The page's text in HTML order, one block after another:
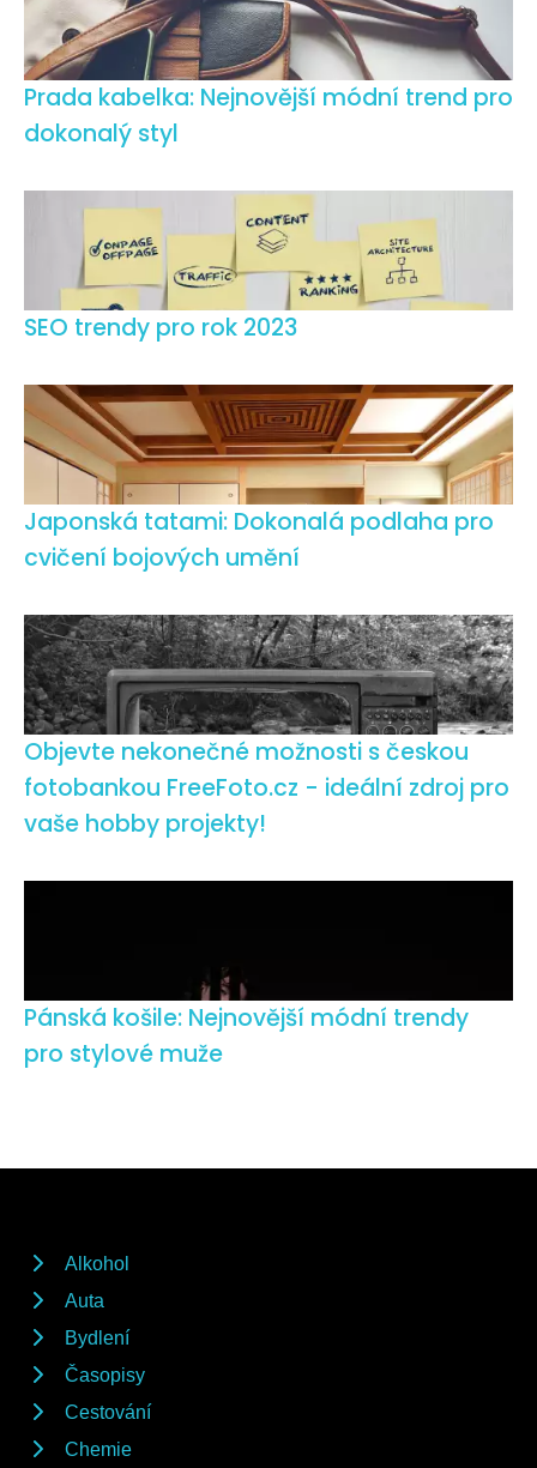
Prada kabelka: Nejnovější módní trend pro
dokonalý styl
SEO trendy pro rok 2023
Japonská tatami: Dokonalá podlaha pro
cvičení bojových umění
Objevte nekonečné možnosti s českou
fotobankou FreeFoto.cz - ideální zdroj pro
vaše hobby projekty!
Pánská košile: Nejnovější módní trendy
pro stylové muže
Alkohol
Auta
Bydlení
Časopisy
Cestování
Chemie